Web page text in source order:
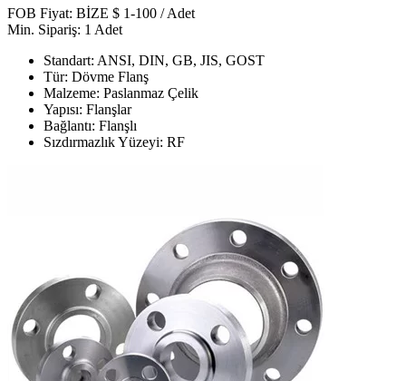
FOB Fiyat: BİZE $ 1-100 / Adet
Min. Sipariş: 1 Adet
Standart: ANSI, DIN, GB, JIS, GOST
Tür: Dövme Flanş
Malzeme: Paslanmaz Çelik
Yapısı: Flanşlar
Bağlantı: Flanşlı
Sızdırmazlık Yüzeyi: RF